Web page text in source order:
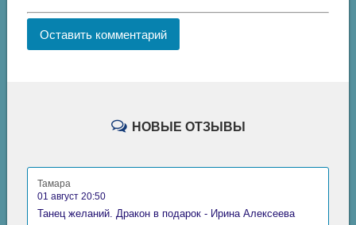
Оставить комментарий
НОВЫЕ ОТЗЫВЫ
Тамара
01 август 20:50
Танец желаний. Дракон в подарок - Ирина Алексеева